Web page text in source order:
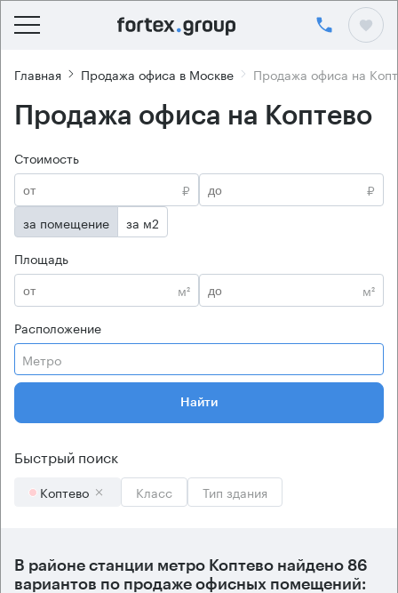
Главная Продажа офиса в Москве Продажа офиса на
Продажа офиса на Коптево
Стоимость
₽
₽
за помещение
за м2
Площадь
м²
м²
Расположение
Метро
Найти
Быстрый поиск
Коптево Класс Тип здания
В районе станции метро Коптево найдено 86
вариантов по продаже офисных помещений: